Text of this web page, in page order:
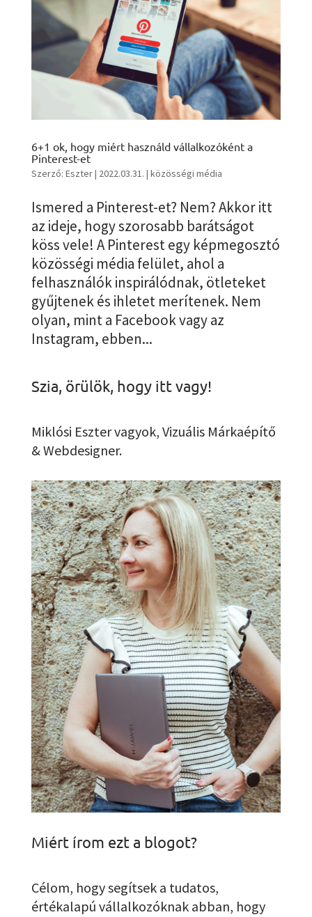
6+1 ok, hogy miért használd vállalkozóként a
Pinterest-et
Szerző: Eszter| 2022.03.31. | közösségi média
Ismered a Pinterest-et? Nem? Akkor itt
az ideje, hogy szorosabb barátságot
köss vele! A Pinterest egy képmegosztó
közösségi média felület, ahol a
felhasználók inspirálódnak, ötleteket
gyűjtenek és ihletet merítenek. Nem
olyan, mint a Facebook vagy az
Instagram, ebben...
Szia, örülök, hogy itt vagy!
Miklósi Eszter vagyok, Vizuális Márkaépítő
& Webdesigner.
Miért írom ezt a blogot?
Célom, hogy segítsek a tudatos,
értékalapú vállalkozóknak abban, hogy